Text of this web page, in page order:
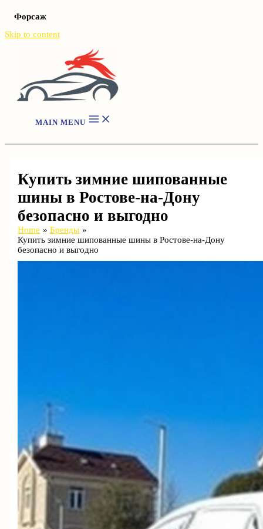
Форсаж
Skip to content
MAIN MENU
Купить зимние шипованные
шины в Ростове-на-Дону
безопасно и выгодно
Home
Бренды
Купить зимние шипованные шины в Ростове-на-Дону
безопасно и выгодно